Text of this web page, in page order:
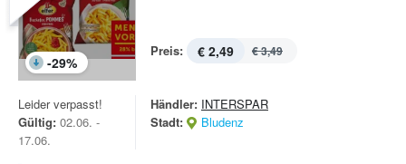
-29%
Preis: € 2,49 € 3,49
Leider verpasst!
Gültig: 02.06. -
17.06.
Händler: INTERSPAR
Stadt:
Bludenz